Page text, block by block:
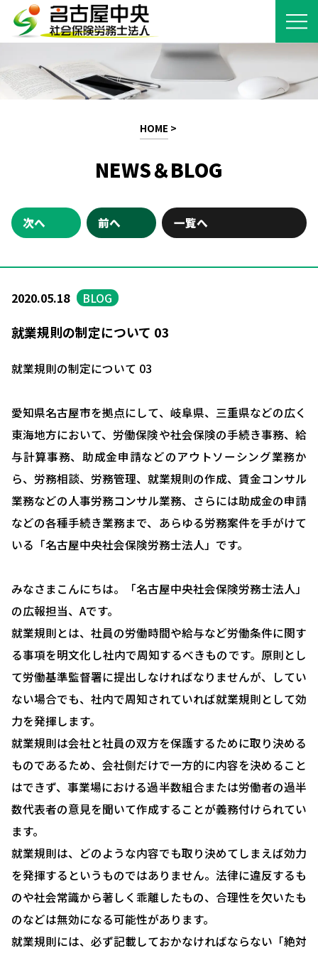
HOME >
NEWS＆BLOG
次へ 前へ 一覧へ
2020.05.18 BLOG
就業規則の制定について 03
就業規則の制定について 03
愛知県名古屋市を拠点にして、岐阜県、三重県などの広く
東海地方において、労働保険や社会保険の手続き事務、給
与計算事務、助成金申請などのアウトソーシング業務か
ら、労務相談、労務管理、就業規則の作成、賃金コンサル
業務などの人事労務コンサル業務、さらには助成金の申請
などの各種手続き業務まで、あらゆる労務案件を手がけて
いる「名古屋中央社会保険労務士法人」です。
みなさまこんにちは。「名古屋中央社会保険労務士法人」
の広報担当、Aです。
就業規則とは、社員の労働時間や給与など労働条件に関す
る事項を明文化し社内で周知するべきものです。原則とし
て労働基準監督署に提出しなければなりませんが、してい
ない場合でも、社内で周知されていれば就業規則として効
力を発揮します。
就業規則は会社と社員の双方を保護するために取り決める
ものであるため、会社側だけで一方的に内容を決めること
はできず、事業場における過半数組合または労働者の過半
数代表者の意見を聞いて作成することが義務付けられてい
ます。
就業規則は、どのような内容でも取り決めてしまえば効力
を発揮するというものではありません。法律に違反するも
のや社会常識から著しく乖離したもの、合理性を欠いたも
のなどは無効になる可能性があります。
就業規則には、必ず記載しておかなければならない「絶対